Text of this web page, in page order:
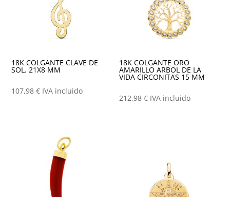
18K COLGANTE CLAVE DE
SOL. 21X8 MM
107,98€ IVA incluido
18K COLGANTE ORO
AMARILLO ARBOL DE LA
VIDA CIRCONITAS 15 MM
212,98€ IVA incluido